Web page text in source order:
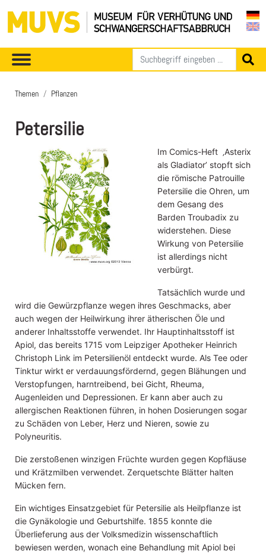
Themen Pflanzen
Petersilie
Im Comics-Heft ‚Asterix
als Gladiator’ stopft sich
die römische Patrouille
Petersilie die Ohren, um
dem Gesang des
Barden Troubadix zu
widerstehen. Diese
Wirkung von Petersilie
ist allerdings nicht
verbürgt.
Tatsächlich wurde und
wird die Gewürzpflanze wegen ihres Geschmacks, aber
auch wegen der Heilwirkung ihrer ätherischen Öle und
anderer Inhaltsstoffe verwendet. Ihr Hauptinhaltsstoff ist
Apiol, das bereits 1715 vom Leipziger Apotheker Heinrich
Christoph Link im Petersilienöl entdeckt wurde. Als Tee oder
Tinktur wirkt er verdauungsfördernd, gegen Blähungen und
Verstopfungen, harntreibend, bei Gicht, Rheuma,
Augenleiden und Depressionen. Er kann aber auch zu
allergischen Reaktionen führen, in hohen Dosierungen sogar
zu Schäden von Leber, Herz und Nieren, sowie zu
Polyneuritis.
Die zerstoßenen winzigen Früchte wurden gegen Kopfläuse
und Krätzmilben verwendet. Zerquetschte Blätter halten
Mücken fern.
Ein wichtiges Einsatzgebiet für Petersilie als Heilpflanze ist
die Gynäkologie und Geburtshilfe. 1855 konnte die
Überlieferung aus der Volksmedizin wissenschaftlich
bewiesen werden, wonach eine Behandlung mit Apiol bei